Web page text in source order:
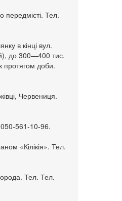
передмісті. Тел.
в кінці вул.
до 300—400 тис.
протягом доби.
Червениця.
561-10-96.
«Кілікія». Тел.
Тел. Тел.